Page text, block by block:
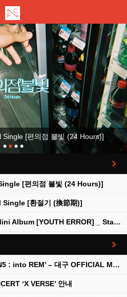
Next
Single [편의점 불빛 (24 Hours)]
[편의점 불빛 (24 Hours)]
[환절기 (換節期)]
FLARE U (플레어 유) 1st Mini Album [YOUTH ERROR] _ Stationery Kit Ver.
더보기
2026 N.Flying LIVE ‘&CON5 : into REM’ – 대구 OFFICIAL MD 현장 판매 안내
‘X VERSE’ 안내
더보기